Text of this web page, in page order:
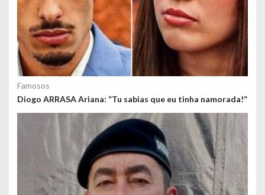
Famosos
Diogo ARRASA Ariana: “Tu sabias que eu tinha namorada!”